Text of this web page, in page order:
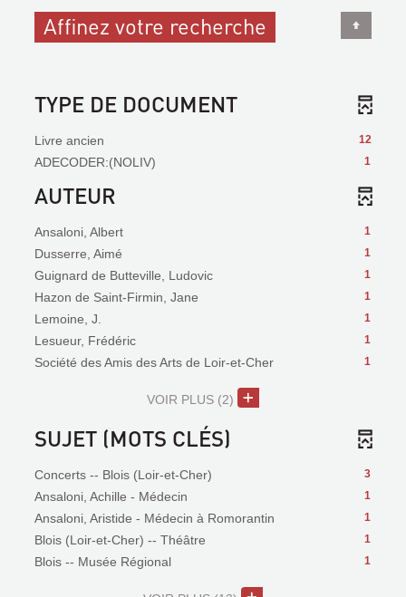
Affinez votre recherche
TYPE DE DOCUMENT
12
Livre ancien
1
ADECODER:(NOLIV)
AUTEUR
1
Ansaloni, Albert
1
Dusserre, Aimé
1
Guignard de Butteville, Ludovic
1
Hazon de Saint-Firmin, Jane
1
Lemoine, J.
1
Lesueur, Frédéric
1
Société des Amis des Arts de Loir-et-Cher
VOIR PLUS (2)
SUJET (MOTS CLÉS)
3
Concerts -- Blois (Loir-et-Cher)
1
Ansaloni, Achille - Médecin
1
Ansaloni, Aristide - Médecin à Romorantin
1
Blois (Loir-et-Cher) -- Théâtre
1
Blois -- Musée Régional